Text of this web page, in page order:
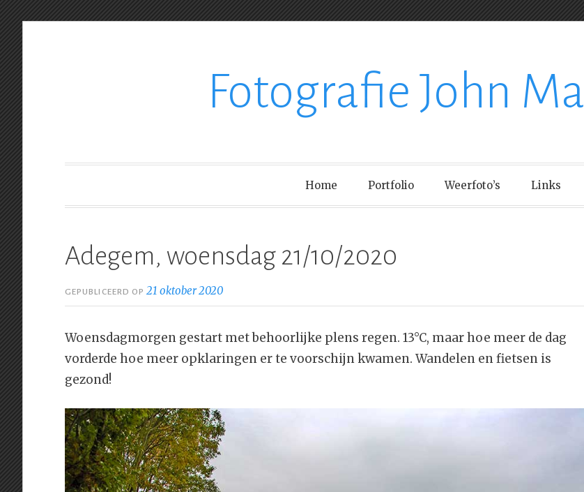
Fotografie John
Home Portfolio Weerfoto’s Links
Adegem, woensdag 21/10/2020
GEPUBLICEERD OP21 oktober 2020
Woensdagmorgen gestart met behoorlijke plens regen. 13°C, maar hoe meer de dag
vorderde hoe meer opklaringen er te voorschijn kwamen. Wandelen en fietsen is
gezond!